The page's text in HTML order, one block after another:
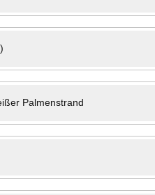
Palmenstrand